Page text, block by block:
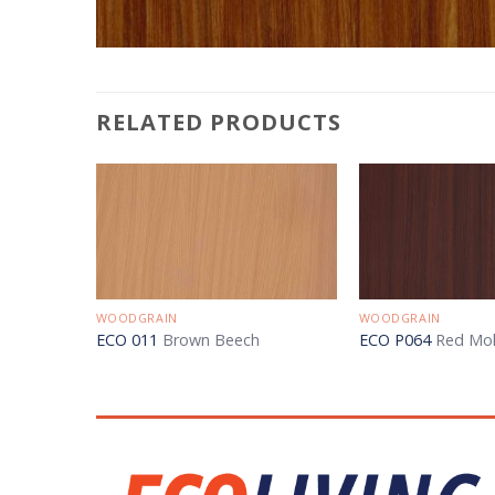
RELATED PRODUCTS
WOODGRAIN
ECO 011 Brown Beech
WOODGRAIN
ECO P064 Red